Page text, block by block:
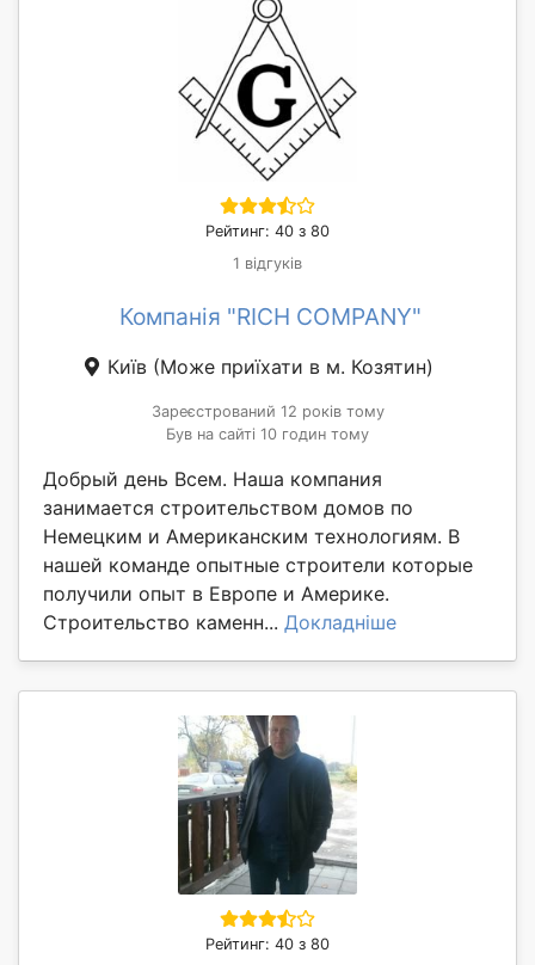
Рейтинг: 40 з 80
1 відгуків
Компанія "RICH COMPANY"
Київ (Може приїхати в м. Козятин)
Зареєстрований 12 років тому
Був на сайті 10 годин тому
Добрый день Всем. Наша компания
занимается строительством домов по
Немецким и Американским технологиям. В
нашей команде опытные строители которые
получили опыт в Европе и Америке.
Строительство каменн... Докладніше
Рейтинг: 40 з 80